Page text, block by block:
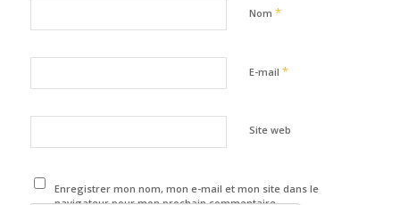
Nom *
E-mail *
Site web
Enregistrer mon nom, mon e-mail et mon site dans le